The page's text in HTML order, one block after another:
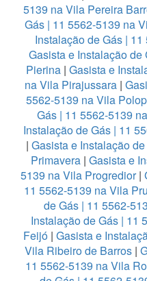
5139 na Vila Pereira
Gás | 11 5562-5139 na
Instalação de Gás |
Gasista e Instalação
Pierina| Gasista e
na Vila Pirajussara |
5562-5139 na Vila
Gás | 11 5562-5139
Instalação de Gás | 11
| Gasista e Instalação
Primavera| Gasista e
5139 na Vila Progredior|
11 5562-5139 na Vila
de Gás | 11 5562-
Instalação de Gás | 11
Feijó | Gasista e
Vila Ribeiro de Barros |
11 5562-5139 na Vila